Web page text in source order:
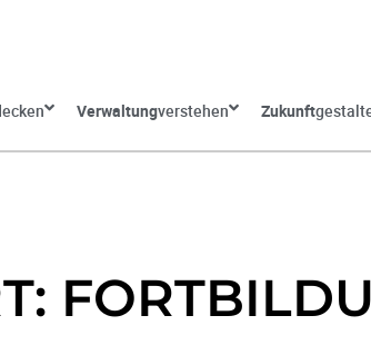
Verwaltungverstehen Zukunft